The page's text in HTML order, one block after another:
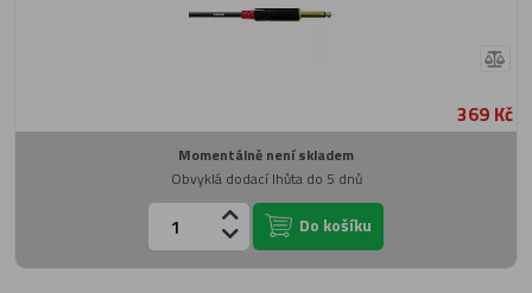
369 Kč
Momentálně není skladem
Obvyklá dodací lhůta do 5 dnů
Do košíku